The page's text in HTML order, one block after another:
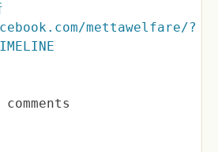
mettawelfare/?